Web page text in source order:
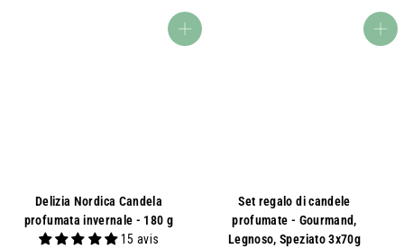
Aggiungi al carrello
Delizia Nordica Candela
profumata invernale - 180 g
15 avis
Aggiungi al carrello
Set regalo di candele
profumate - Gourmand,
Legnoso, Speziato 3x70g